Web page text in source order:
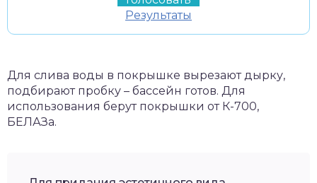
Результаты
Для слива воды в покрышке вырезают дырку,
подбирают пробку – бассейн готов. Для
использования берут покрышки от К-700,
БЕЛАЗа.